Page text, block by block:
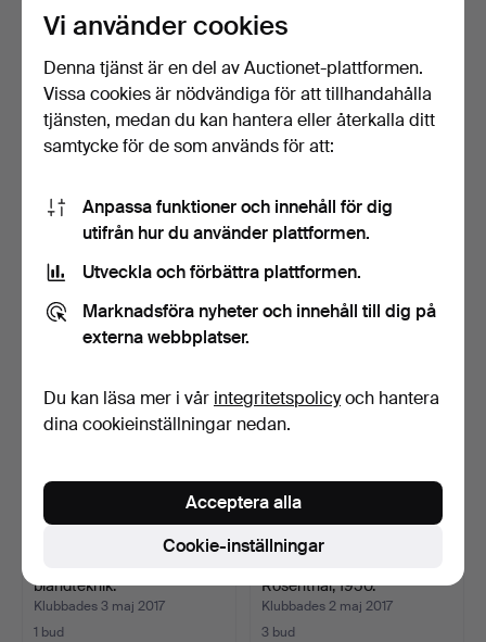
614617. VICTOR
VASARELY, färgseriegrafi,
Klubbades 7 maj 2017
15 bud
Utvalt
VICTOR VASARELY,
färgseriegrafi "VI-VA" Ed…
Klubbades 7 maj 2017
11 bud
Utvalt
blandteknik.
Klubbades 3 maj 2017
1 bud
Rosenthal, 1950.
Klubbades 2 maj 2017
3 bud
Vi använder cookies
Denna tjänst är en del av Auctionet-plattformen.
Vissa cookies är nödvändiga för att tillhandahålla
tjänsten, medan du kan hantera eller återkalla ditt
samtycke för de som används för att:
Anpassa funktioner och innehåll för dig
utifrån hur du använder plattformen.
Utveckla och förbättra plattformen.
Marknadsföra nyheter och innehåll till dig på
externa webbplatser.
Du kan läsa mer i vår integritetspolicyoch hantera
dina cookieinställningar nedan.
Cookie-inställningar
Acceptera alla